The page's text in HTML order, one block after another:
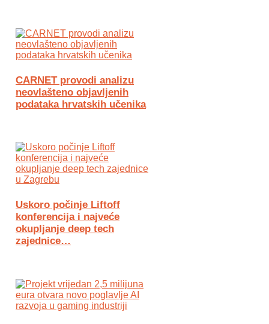
CARNET provodi analizu
neovlašteno objavljenih
podataka hrvatskih učenika
Uskoro počinje Liftoff
konferencija i najveće
okupljanje deep tech
zajednice…